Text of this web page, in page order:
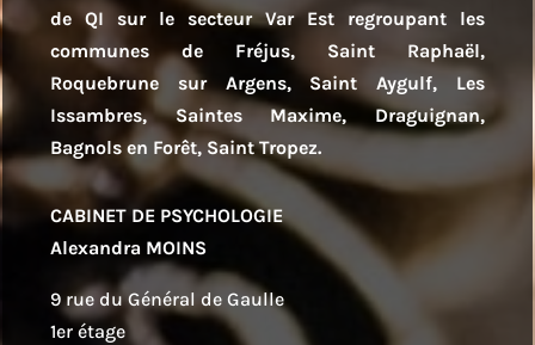
de QI sur le secteur Var Est regroupant les
communes de Fréjus, Saint Raphaël,
Roquebrune sur Argens, Saint Aygulf, Les
Issambres, Saintes Maxime, Draguignan,
Bagnols en Forêt, Saint Tropez.
CABINET DE PSYCHOLOGIE
Alexandra MOINS
9 rue du Général de Gaulle
1er étage